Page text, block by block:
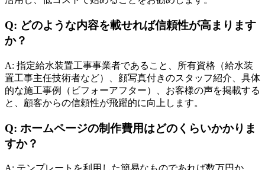
Q: どのような内容を載せれば信頼性が高まります
か？
A: 指定給水装置工事事業者であること、所有資格（給水装
置工事主任技術者など）、顔写真付きのスタッフ紹介、具体
的な施工事例（ビフォーアフター）、お客様の声を掲載する
と、顧客からの信頼性が飛躍的に向上します。
Q: ホームページの制作費用はどのくらいかかりま
すか？